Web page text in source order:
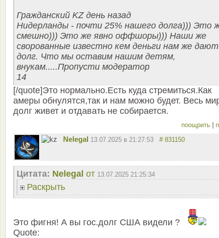
Гражданский KZ день назад
Нидерланды - почти 25% нашего долга))) Это
смешно))) Это же явно оффшоры))) Наши же
сворованные известно кем деньги нам же
долг. Что мы оставим нашим детям,
внукам.....Пропусти модератор
14
[/quote]Это нормально.Есть куда стремиться.Как
амеры обнулятся,так и нам можно будет. Весь
долг живет и отдавать не собирается.
поощрить |
Nelegal 13.07.2025 в 21:27:53 # 831150
Цитата: Nelegal от 13.07.2025 21:25:34
Раскрыть
Это фигня! А вы гос.долг США видели ?
Quote: